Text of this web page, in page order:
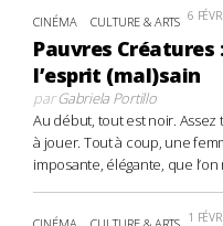
CINÉMA CULTURE & ARTS 6
Pauvres
l’esprit (mal)sain
parGabriela Portillo
Au début, tout est noir.
à jouer. Tout à coup, une
imposante, élégante, que
1